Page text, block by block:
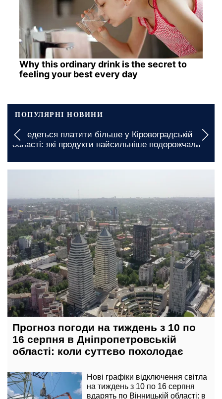
Why this ordinary drink is the secret to
feeling your best every day
ПОПУЛЯРНІ НОВИНИ
Подорожчання проїзду в Миколаївській області:
які сумі доведеться заплатити
Прогноз погоди на тиждень з 10 по
16 серпня в Дніпропетровській
області: коли суттєво похолодає
Нові графіки відключення світла
на тиждень з 10 по 16 серпня
вдарять по Вінницькій області: в